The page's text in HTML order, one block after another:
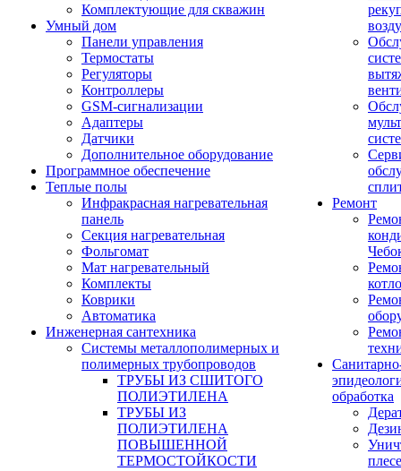
Комплектующие для скважин
Умный дом
Панели управления
Термостаты
Регуляторы
Контроллеры
GSM-сигнализации
Адаптеры
Датчики
Дополнительное оборудование
Программное обеспечение
Теплые полы
Инфракрасная нагревательная
панель
Секция нагревательная
Фольгомат
Мат нагревательный
Комплекты
Коврики
Автоматика
Инженерная сантехника
Системы металлополимерных и
полимерных трубопроводов
ТРУБЫ ИЗ СШИТОГО
ПОЛИЭТИЛЕНА
ТРУБЫ ИЗ
ПОЛИЭТИЛЕНА
ПОВЫШЕННОЙ
ТЕРМОСТОЙКОСТИ
Ремонт
обработка